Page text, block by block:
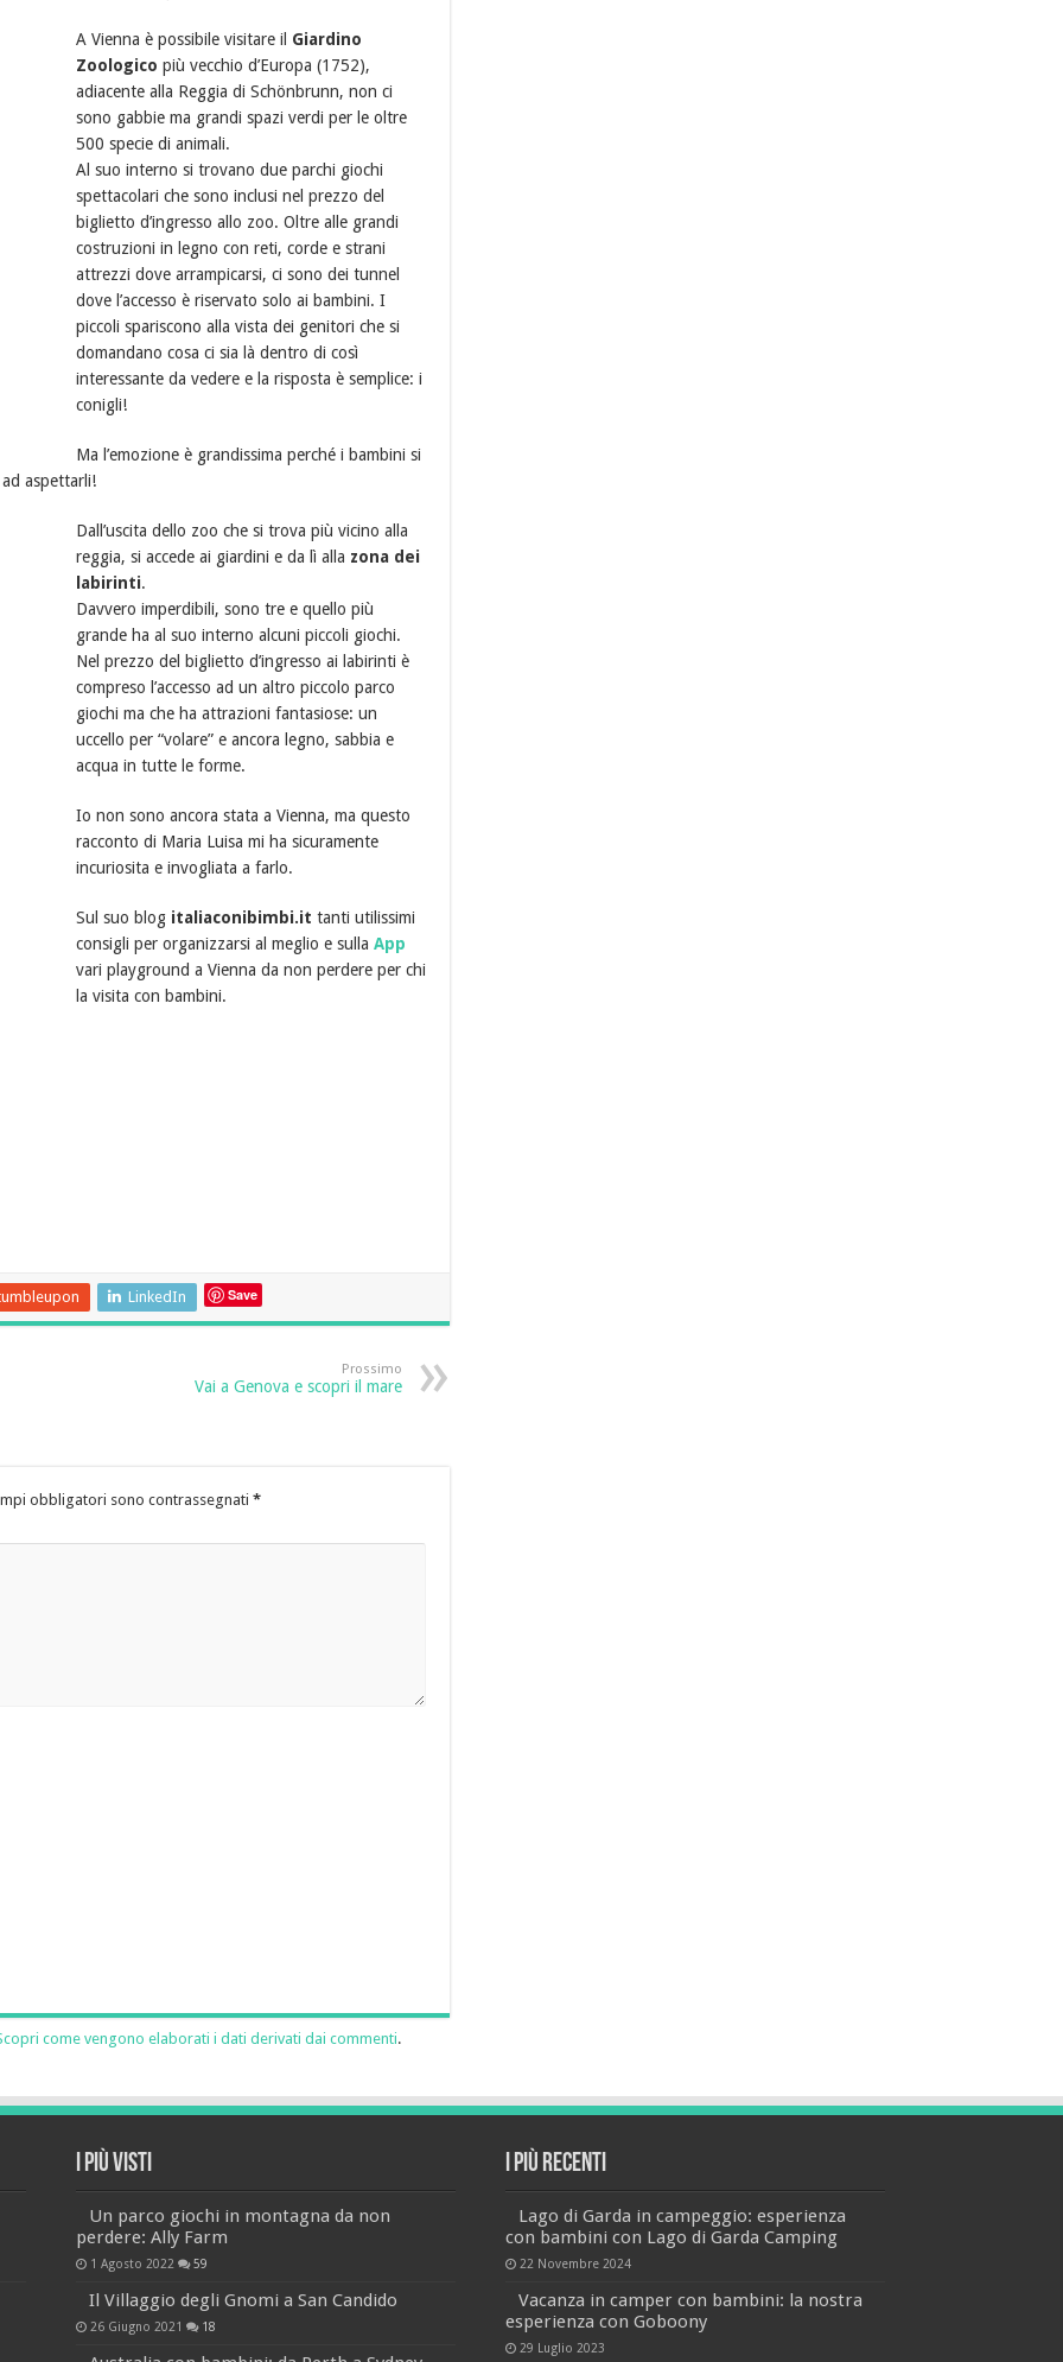
A Vienna è possibile visitare il Giardino
Zoologico più vecchio d’Europa (1752),
adiacente alla Reggia di Schönbrunn, non ci
sono gabbie ma grandi spazi verdi per le oltre
500 specie di animali.
Al suo interno si trovano due parchi giochi
spettacolari che sono inclusi nel prezzo del
biglietto d’ingresso allo zoo. Oltre alle grandi
costruzioni in legno con reti, corde e strani
attrezzi dove arrampicarsi, ci sono dei tunnel
dove l’accesso è riservato solo ai bambini. I
piccoli spariscono alla vista dei genitori che si
domandano cosa ci sia là dentro di così
interessante da vedere e la risposta è semplice: i
conigli!
Ma l’emozione è grandissima perché i bambini si
aspettarli!
Dall’uscita dello zoo che si trova più vicino alla
reggia, si accede ai giardini e da lì alla zona dei
labirinti.
Davvero imperdibili, sono tre e quello più
grande ha al suo interno alcuni piccoli giochi.
Nel prezzo del biglietto d’ingresso ai labirinti è
compreso l’accesso ad un altro piccolo parco
giochi ma che ha attrazioni fantasiose: un
uccello per “volare” e ancora legno, sabbia e
acqua in tutte le forme.
Io non sono ancora stata a Vienna, ma questo
racconto di Maria Luisa mi ha sicuramente
incuriosita e invogliata a farlo.
Sul suo blog italiaconibimbi.it tanti utilissimi
consigli per organizzarsi al meglio e sulla App
vari playground a Vienna da non perdere per chi
la visita con bambini.
LinkedIn Save
Prossimo
Vai a Genova e scopri il mare
obbligatori sono contrassegnati *
come vengono elaborati i dati derivati dai commenti.
I più visti
Un parco giochi in montagna da non
perdere: Ally Farm
1 Agosto 2022 59
Il Villaggio degli Gnomi a San Candido
26 Giugno 2021 18
I più recenti
Lago di Garda in campeggio: esperienza
con bambini con Lago di Garda Camping
22 Novembre 2024
Vacanza in camper con bambini: la nostra
esperienza con Goboony
29 Luglio 2023